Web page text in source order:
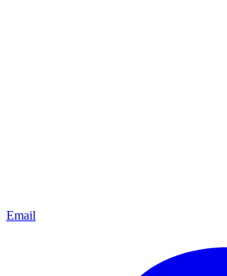
Email